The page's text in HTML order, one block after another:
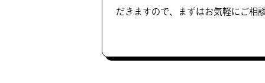
だきますので、まずはお気軽にご相